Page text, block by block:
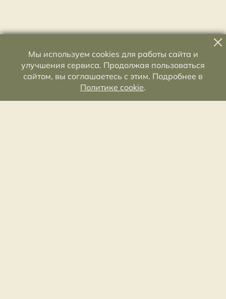
Мы используем cookies для работы сайта и
улучшения сервиса. Продолжая пользоваться
сайтом, вы соглашаетесь с этим. Подробнее в
Политике cookie.